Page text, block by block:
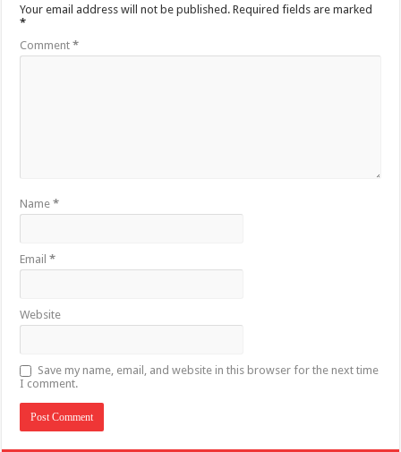
Your email address will not be published. Required fields are marked
*
Comment*
Name*
Email*
Website
Save my name, email, and website in this browser for the next time
I comment.